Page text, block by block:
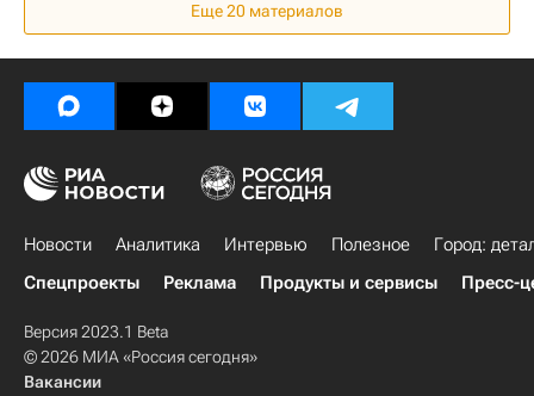
Городское хозяйство Москвы
Комплекс городского хозяйства Москвы
ЖКХ
Еще 20 материалов
Новости Аналитика Интервью Полезное
Город:
Спецпроекты
Реклама Продукты и сервисы Пресс-
Версия 2023.1 Beta
© 2026 МИА «Россия сегодня»
Вакансии